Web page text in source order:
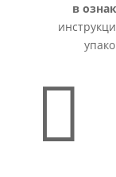
в
